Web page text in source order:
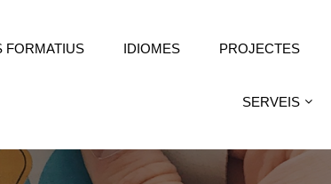
FORMATIUS IDIOMES PROJECTES
SERVEIS